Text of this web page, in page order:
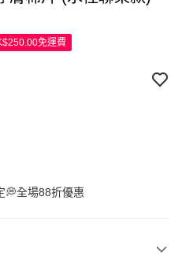
免運費
全場88折優惠